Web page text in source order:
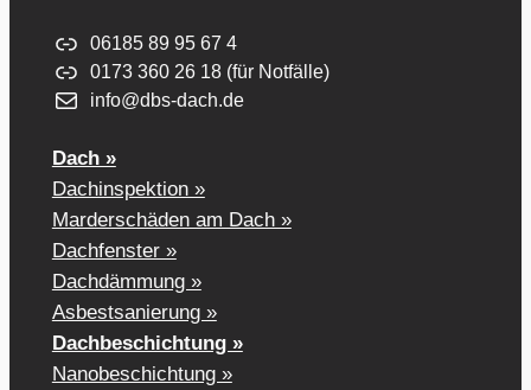
06185 89 95 67 4
0173 360 26 18 (für Notfälle)
info@dbs-dach.de
Dach »
Dachinspektion »
Marderschäden am Dach »
Dachfenster »
Dachdämmung »
Asbestsanierung »
Dachbeschichtung »
Nanobeschichtung »